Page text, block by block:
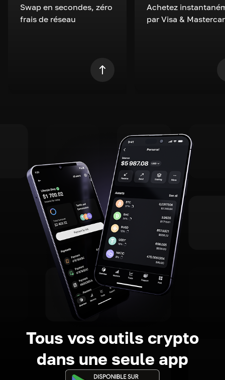
Swap en secondes, zéro
frais de réseau
Achetez
par Visa &
Tous vos outils crypto
dans une seule app